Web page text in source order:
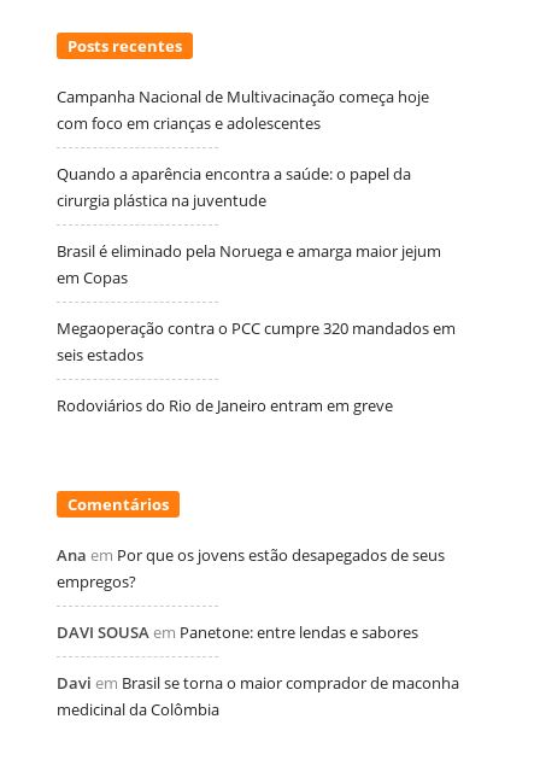
Posts recentes
Campanha Nacional de Multivacinação começa hoje
com foco em crianças e adolescentes
Quando a aparência encontra a saúde: o papel da
cirurgia plástica na juventude
Brasil é eliminado pela Noruega e amarga maior jejum
em Copas
Megaoperação contra o PCC cumpre 320 mandados em
seis estados
Rodoviários do Rio de Janeiro entram em greve
Comentários
Ana em Por que os jovens estão desapegados de seus
empregos?
DAVI SOUSAem Panetone: entre lendas e sabores
Davi em Brasil se torna o maior comprador de maconha
medicinal da Colômbia